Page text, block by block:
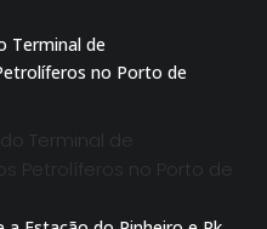
Terminal de
Petrolíferos no Porto de